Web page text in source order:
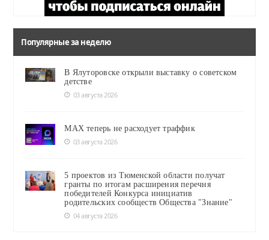
Популярные за неделю
В Ялуторовске открыли выставку о советском
детстве
03 августа 2026
MAX теперь не расходует траффик
03 августа 2026
5 проектов из Тюменской области получат
гранты по итогам расширения перечня
победителей Конкурса инициатив
родительских сообществ Общества "Знание"
04 августа 2026